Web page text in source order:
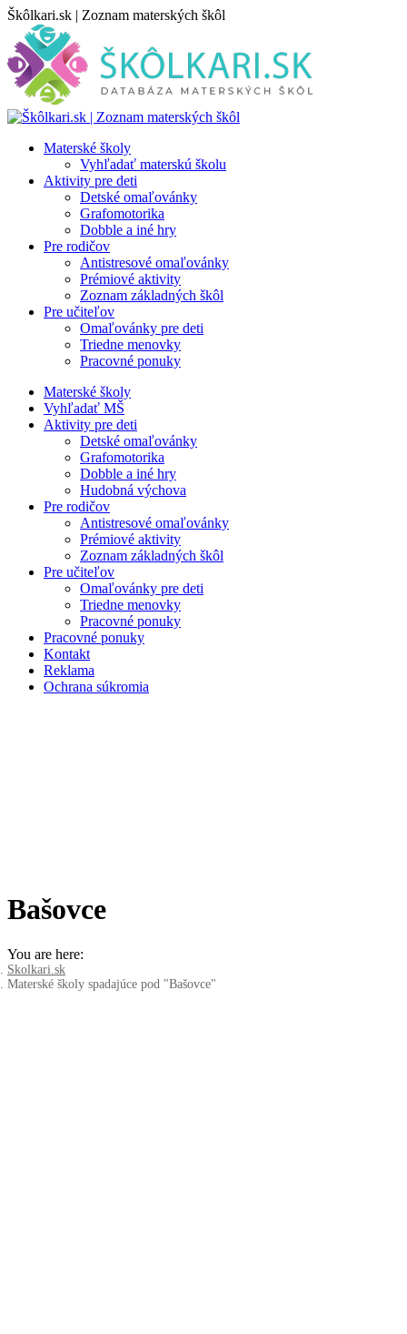
Skip
content
Škôlkari.sk | Zoznam materských škôl
Materské školy
Vyhľadať materskú školu
Aktivity pre deti
Detské omaľovánky
Grafomotorika
Dobble a iné hry
Pre rodičov
Antistresové omaľovánky
Prémiové aktivity
Zoznam základných škôl
Pre učiteľov
Omaľovánky pre deti
Triedne menovky
Pracovné ponuky
Materské školy
Vyhľadať MŠ
Aktivity pre deti
Detské omaľovánky
Grafomotorika
Dobble a iné hry
Hudobná výchova
Pre rodičov
Antistresové omaľovánky
Prémiové aktivity
Zoznam základných škôl
Pre učiteľov
Omaľovánky pre deti
Triedne menovky
Pracovné ponuky
Pracovné ponuky
Kontakt
Reklama
Ochrana súkromia
Bašovce
You are here:
Skolkari.sk
Materské školy spadajúce pod "Bašovce"